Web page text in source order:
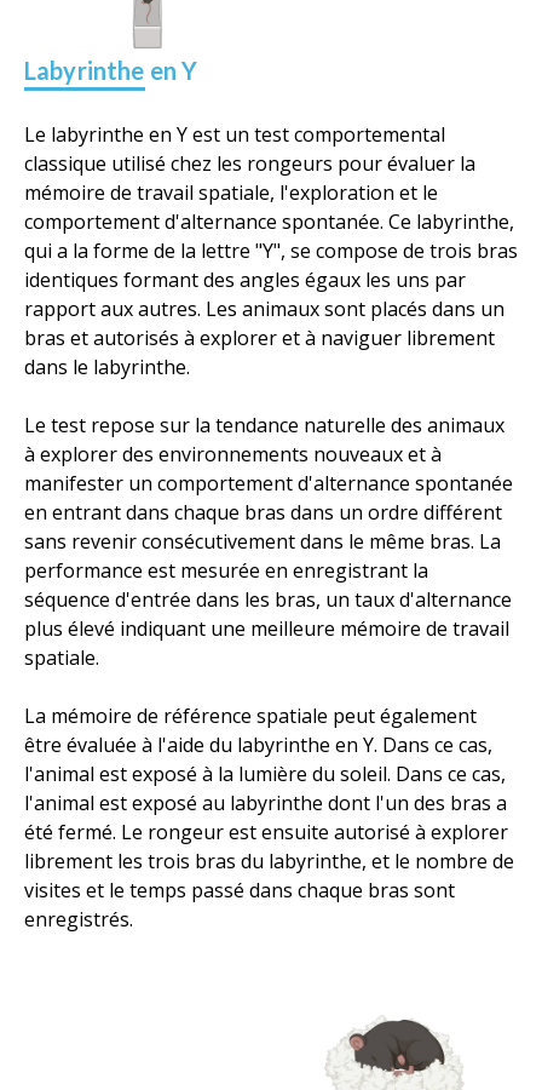
Labyrinthe en Y
Le labyrinthe en Y est un test comportemental
classique utilisé chez les rongeurs pour évaluer la
mémoire de travail spatiale, l'exploration et le
comportement d'alternance spontanée. Ce labyrinthe,
qui a la forme de la lettre "Y", se compose de trois bras
identiques formant des angles égaux les uns par
rapport aux autres. Les animaux sont placés dans un
bras et autorisés à explorer et à naviguer librement
dans le labyrinthe.
Le test repose sur la tendance naturelle des animaux
à explorer des environnements nouveaux et à
manifester un comportement d'alternance spontanée
en entrant dans chaque bras dans un ordre différent
sans revenir consécutivement dans le même bras. La
performance est mesurée en enregistrant la
séquence d'entrée dans les bras, un taux d'alternance
plus élevé indiquant une meilleure mémoire de travail
spatiale.
La mémoire de référence spatiale peut également
être évaluée à l'aide du labyrinthe en Y. Dans ce cas,
l'animal est exposé à la lumière du soleil. Dans ce cas,
l'animal est exposé au labyrinthe dont l'un des bras a
été fermé. Le rongeur est ensuite autorisé à explorer
librement les trois bras du labyrinthe, et le nombre de
visites et le temps passé dans chaque bras sont
enregistrés.